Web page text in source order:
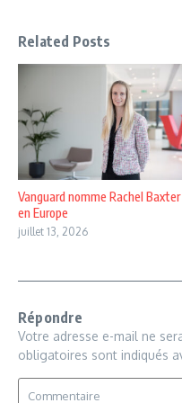
Related Posts
Vanguard nomme Rachel Baxter
en Europe
juillet 13, 2026
Répondre
Votre adresse e-mail ne
obligatoires sont indiqués